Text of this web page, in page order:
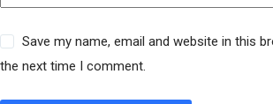
Save my name, email and website in this
the next time I comment.